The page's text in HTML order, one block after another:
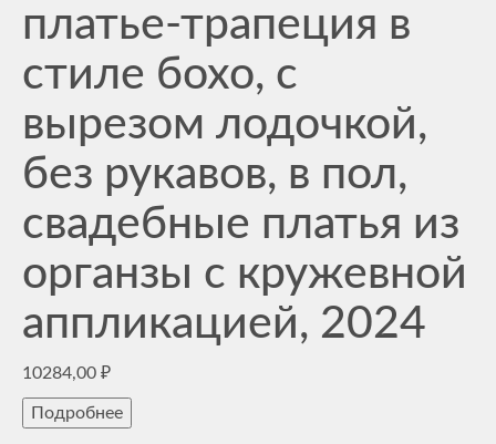
платье-трапеция в
стиле бохо, с
вырезом лодочкой,
без рукавов, в пол,
свадебные платья из
органзы с кружевной
аппликацией, 2024
10284,00 ₽
Подробнее